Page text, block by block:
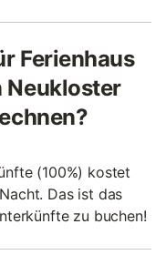
Ferienhaus
Neukloster
(100%) kostet
Das ist das
zu buchen!